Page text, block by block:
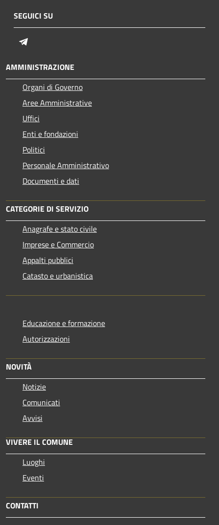
SEGUICI SU
AMMINISTRAZIONE
Organi di Governo
Aree Amministrative
Uffici
Enti e fondazioni
Politici
Personale Amministrativo
Documenti e dati
CATEGORIE DI SERVIZIO
Anagrafe e stato civile
Imprese e Commercio
Appalti pubblici
Catasto e urbanistica
Educazione e formazione
Autorizzazioni
NOVITÀ
Notizie
Comunicati
Avvisi
VIVERE IL COMUNE
Luoghi
Eventi
CONTATTI